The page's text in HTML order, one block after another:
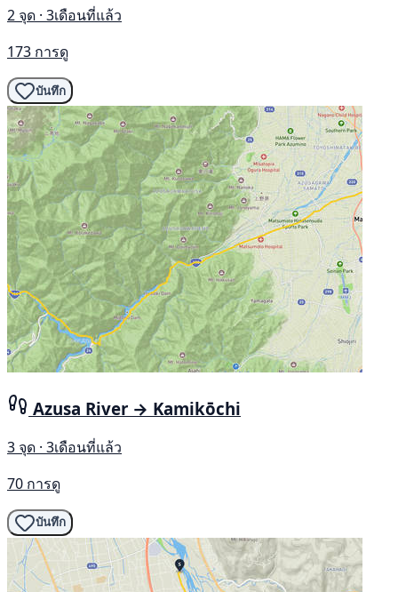
2 จุด · 3เดือนที่แล้ว
173 การดู
บันทึก
Azusa River → Kamikōchi
3 จุด · 3เดือนที่แล้ว
70 การดู
บันทึก